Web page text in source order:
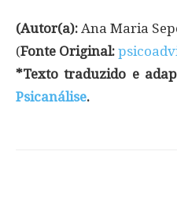
(Autor(a): Ana Maria
(Fonte Original:
*Texto traduzido e
Psicanálise.